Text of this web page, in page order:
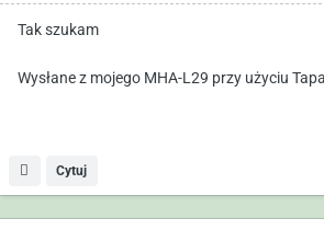
Tak szukam
Wysłane z mojego MHA-L29 przy użyciu
Cytuj